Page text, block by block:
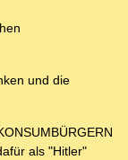
und die
als "Hitler"